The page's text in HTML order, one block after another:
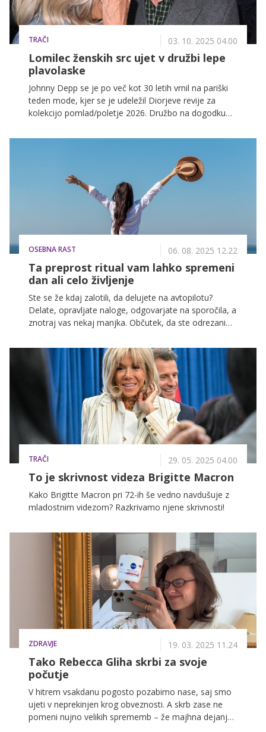
TRAČI 03. 10. 2025 04.00
Lomilec ženskih src ujet v družbi lepe
plavolaske
Johnny Depp se je po več kot 30 letih vrnil na pariški
teden mode, kjer se je udeležil Diorjeve revije za
kolekcijo pomlad/poletje 2026. Družbo na dogodku
OSEBNA RAST 06. 08. 2025 12.22
Ta preprost ritual vam lahko spremeni
dan ali celo življenje
Ste se že kdaj zalotili, da delujete na avtopilotu?
Delate, opravljate naloge, odgovarjate na sporočila, a
znotraj vas nekaj manjka. Občutek, da ste odrezani
občasno izgubite, pomembno pa je, da se znate tudi
vrniti nazaj. K sebi.
TRAČI 29. 05. 2025 04.00
To je skrivnost videza Brigitte Macron
Kako Brigitte Macron pri 72-ih še vedno navdušuje z
mladostnim videzom? Razkrivamo njene skrivnosti!
ZDRAVJE 19. 03. 2025 11.24
Tako Rebecca Gliha skrbi za svoje
počutje
V hitrem vsakdanu pogosto pozabimo nase, saj smo
ujeti v neprekinjen krog obveznosti. A skrb zase ne
pomeni nujno velikih sprememb – že majhna dejanja,